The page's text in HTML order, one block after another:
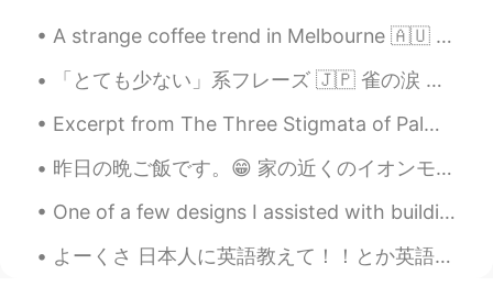
Watashi 2019.07.29 13:03
Is there church?
du づー
JP EN
That so nice pictures! I like the third
Nanami 2019.07.29 13:00
A strange coffee trend in Melbourne 🇦🇺 Back in 2017, a cafe in Melbourne made news headlines wi...
「とても少ない」系フレーズ 🇯🇵 雀の涙 （sparrow’s tears） 🇺🇸 Small potatoes （小サイズ芋） 🇺🇸 Peanuts（P豆） 例：俺の給料なんて、雀の涙だ ...
Excerpt from The Three Stigmata of Palmer Eldritch by Philip K.D. “Oh no,” she said, still smili...
昨日の晩ご飯です。😁 家の近くのイオンモールのフードコートで食べました。🤸 そこの台湾まぜそばは麺の量が少ないけど、追い飯を食べたら、お腹がいっぱいになります。 そして、美味しいので、満足し...
One of a few designs I assisted with building. Open plan living is the way to go. Interior design...
よーくさ 日本人に英語教えて！！とか英語の勉強に関する質問が来るわけ。日本語を勉強してる人たちも日本語の宿題をチェックしてくれんかな？とかよく依頼する。もーうちはどんだけの暇人に見えるん？ガチで...